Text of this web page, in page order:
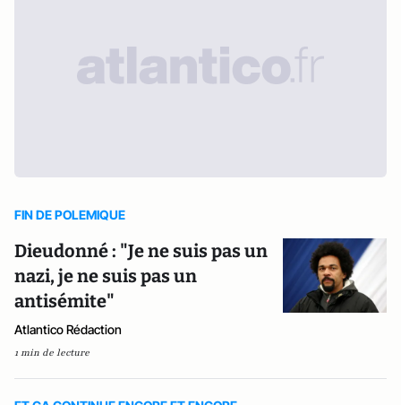
FIN DE POLEMIQUE
Dieudonné : "Je ne suis pas un
nazi, je ne suis pas un
antisémite"
Atlantico Rédaction
1 min de lecture